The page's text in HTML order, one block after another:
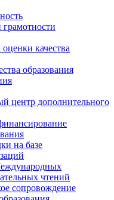
качества
образования
центр дополнительного
на базе
чтений
сопровождение